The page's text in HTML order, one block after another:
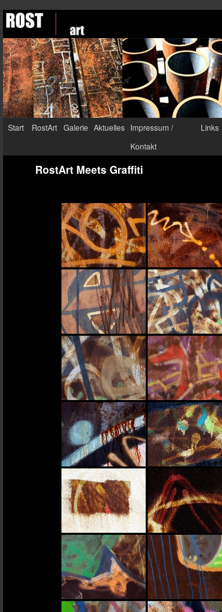
Start RostArt Galerie Aktuelles Impressum /
Kontakt
Links
RostArt Meets Graffiti